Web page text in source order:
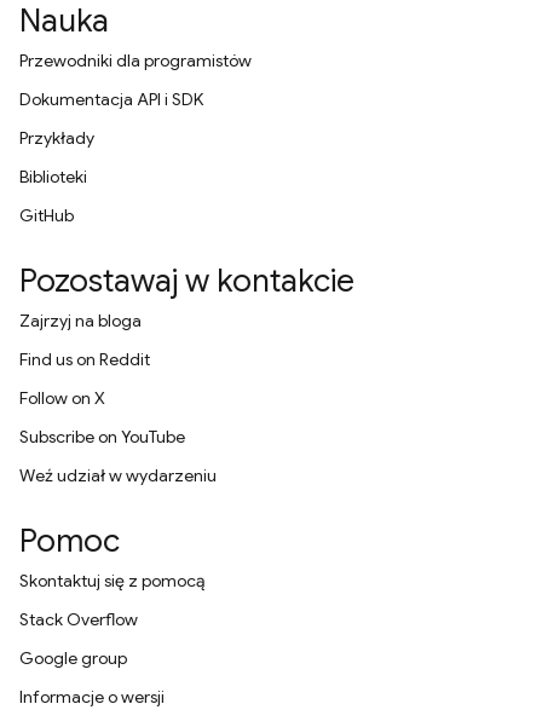
Nauka
Przewodniki dla programistów
Dokumentacja API i SDK
Przykłady
Biblioteki
GitHub
Pozostawaj w kontakcie
Zajrzyj na bloga
Find us on Reddit
Follow on X
Subscribe on YouTube
Weź udział w wydarzeniu
Pomoc
Skontaktuj się z pomocą
Stack Overflow
Google group
Informacje o wersji